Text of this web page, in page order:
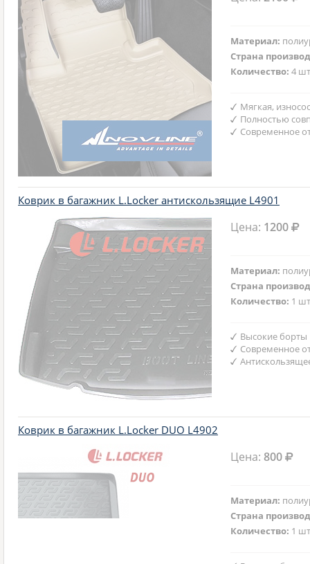
Материал:
Страна
Количество:4
Мягкая,
Полностью
Современное
Коврик в багажник L.Locker антискользящие L4901
Цена: 1200
Материал:
Страна
Количество: 1
Высокие борты
Современное
Коврик в багажник L.Locker DUO L4902
Цена:800
Материал:
Страна
Количество: 1